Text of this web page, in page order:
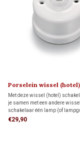
Porselein wissel (hotel)
schakelaar 1910
Met deze wissel (hotel)
je samen met een andere
schakelaar één lamp (of
twee plaatsen. Voor een veilige
€29,90